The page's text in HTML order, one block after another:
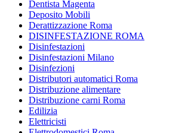
Dentista Magenta
Deposito Mobili
Derattizzazione Roma
DISINFESTAZIONE ROMA
Disinfestazioni
Disinfestazioni Milano
Disinfezioni
Distributori automatici Roma
Distribuzione alimentare
Distribuzione carni Roma
Edilizia
Elettricisti